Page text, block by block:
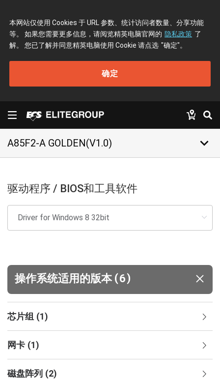
本网站仅使用 Cookies 于 URL 参数、统计访问者数量、分享功能
等。 如果您需要更多信息，请阅览精英电脑官网的 隐私政策 了
解。 您已了解并同意精英电脑使用 Cookie 请点选 "确定"。
确定
A85F2-A GOLDEN(V1.0) keyboard_arrow_down
驱动程序 / BIOS和工具软件
操作系统适用的版本 (6)
芯片组 (1)
网卡 (1)
磁盘阵列 (2)